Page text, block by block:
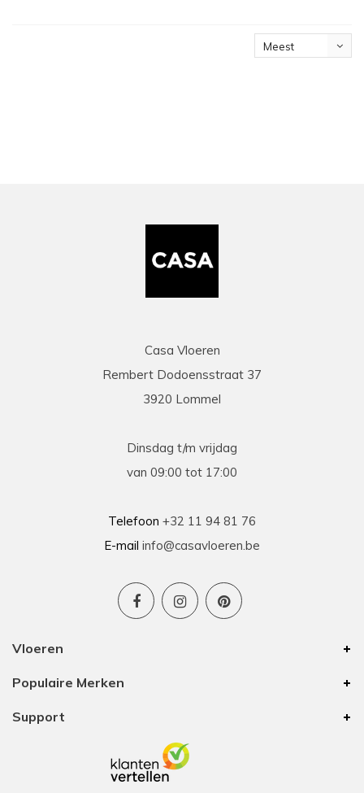
Meest
Casa Vloeren
Rembert Dodoensstraat 37
3920 Lommel
Dinsdag t/m vrijdag
van 09:00 tot 17:00
Telefoon +32 11 94 81 76
E-mail info@casavloeren.be
Vloeren
Populaire Merken
Support